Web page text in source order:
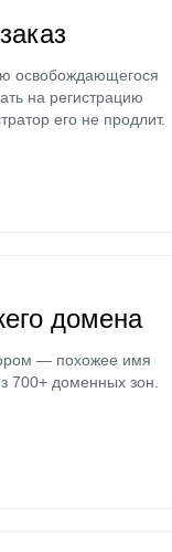
освобождающегося
на регистрацию
его не продлит.
домена
— похожее имя
700+ доменных зон.